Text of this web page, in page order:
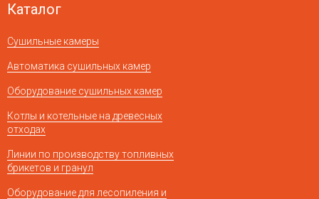
Каталог
Сушильные камеры
Автоматика сушильных камер
Оборудование сушильных камер
Котлы и котельные на древесных
отходах
Линии по производству топливных
брикетов и гранул
Оборудование для лесопиления и